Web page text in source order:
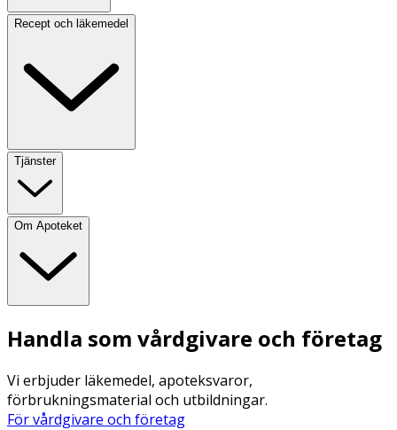
Recept och läkemedel
Tjänster
Om Apoteket
Handla som vårdgivare och företag
Vi erbjuder läkemedel, apoteksvaror,
förbrukningsmaterial och utbildningar.
För vårdgivare och företag